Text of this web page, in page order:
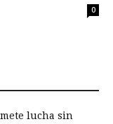
0
lucha sin